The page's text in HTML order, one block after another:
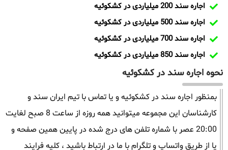
اجاره سند 200 میلیاردی در کشکوئیه
اجاره سند 500 میلیاردی در کشکوئیه
اجاره سند 700 میلیاردی در کشکوئیه
اجاره سند 850 میلیاردی در کشکوئیه
نحوه اجاره سند در کشکوئیه
بمنظور اجاره سند در کشکوئیه و یا تماس با تیم ایران سند و
کارشناسان این مجموعه میتوانید همه روزه از ساعت 8 صبح لغایت
20:00 عصر با شماره تلفن های درج شده در پایین همین صفحه و
یا از طریق واتساپ و تلگرام با ما در ارتباط باشید ، کلیه فرایند